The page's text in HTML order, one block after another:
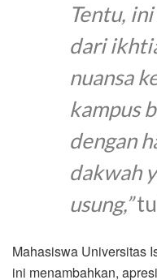
Tentu,
dari
nuansa
kampus
dengan
dakwah
usung,”
Mahasiswa Universitas
ini menambahkan,